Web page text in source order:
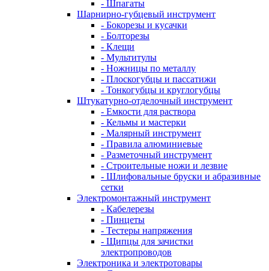
- Шпагаты
Шарнирно-губцевый инструмент
- Бокорезы и кусачки
- Болторезы
- Клещи
- Мультитулы
- Ножницы по металлу
- Плоскогубцы и пассатижи
- Тонкогубцы и круглогубцы
Штукатурно-отделочный инструмент
- Емкости для раствора
- Кельмы и мастерки
- Малярный инструмент
- Правила алюминиевые
- Разметочный инструмент
- Строительные ножи и лезвие
- Шлифовальные бруски и абразивные
сетки
Электромонтажный инструмент
- Кабелерезы
- Пинцеты
- Тестеры напряжения
- Щипцы для зачистки
электропроводов
Электроника и электротовары